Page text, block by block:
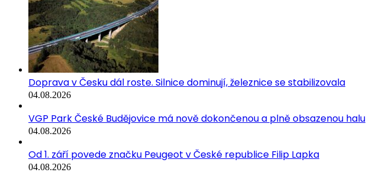
Doprava v Česku dál roste. Silnice dominují, železnice se stabilizovala
04.08.2026
VGP Park České Budějovice má nově dokončenou a plně obsazenou halu
04.08.2026
Od 1. září povede značku Peugeot v České republice Filip Lapka
04.08.2026